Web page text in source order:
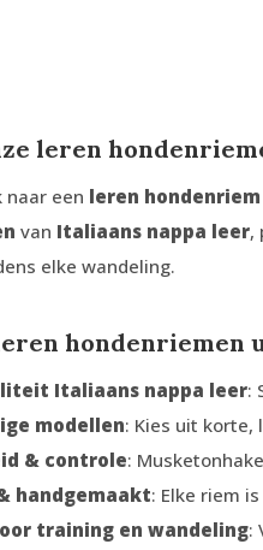
leren
naar een leren hondenriem
van Italiaans nappa leer,
elke wandeling.
hondenriemen
Italiaans nappa leer:
modellen: Kies uit
& controle:
handgemaakt: Elke riem
training en wandeling: